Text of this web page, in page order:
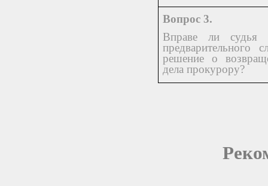
Вопрос 3.
Вправе ли судья
предварительного
решение о
дела прокурору?